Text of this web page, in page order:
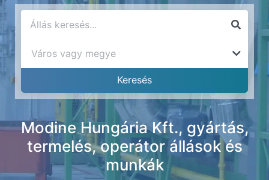
Modine Hungária Kft., gyártás,
termelés, operátor állások és
munkák